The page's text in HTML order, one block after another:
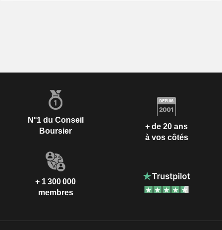
N°1 du Conseil
Boursier
+ de 20 ans
à vos côtés
+ 1 300 000
membres